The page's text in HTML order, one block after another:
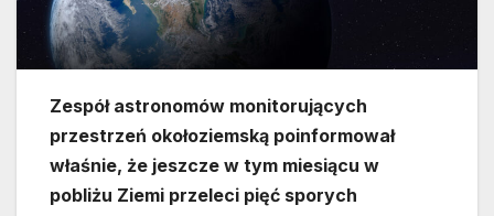
Zespół astronomów monitorujących
przestrzeń okołoziemską poinformował
właśnie, że jeszcze w tym miesiącu w
pobliżu Ziemi przeleci pięć sporych